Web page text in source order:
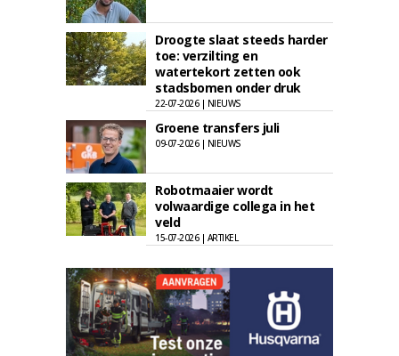
Droogte slaat steeds harder
toe: verzilting en
watertekort zetten ook
stadsbomen onder druk
22-07-2026 | NIEUWS
Groene transfers juli
09-07-2026 | NIEUWS
Robotmaaier wordt
volwaardige collega in het
veld
15-07-2026 | ARTIKEL